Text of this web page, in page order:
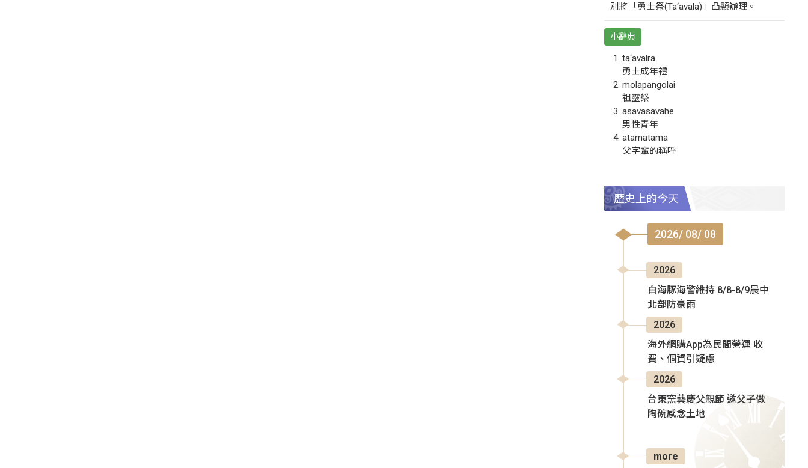
別將「勇士祭(Ta‘avala)」凸顯辦理。
小辭典
ta‘avalra
勇士成年禮
molapangolai
祖靈祭
asavasavahe
男性青年
atamatama
父字輩的稱呼
歷史上的今天
2026/ 08/ 08
2026
白海豚海警維持 8/8-8/9晨中
北部防豪雨
2026
海外網購App為民間營運 收
費、個資引疑慮
2026
台東窯藝慶父親節 邀父子做
陶碗感念土地
more